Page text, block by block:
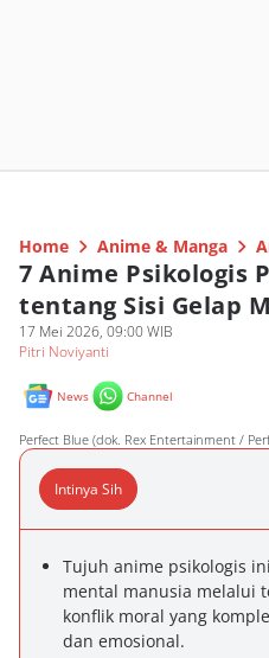
Home Anime & Manga
7 Anime Psikologis
tentang Sisi Gelap
17 Mei 2026, 09:00 WIB
Pitri Noviyanti
News Channel
Perfect Blue (dok. Rex Entertainment /
Intinya Sih
Tujuh anime psikologis
mental manusia melalui
konflik moral yang
dan emosional.